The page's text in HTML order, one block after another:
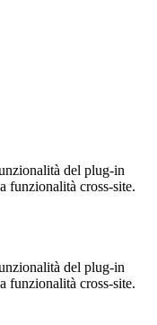
del plug-in
funzionalità cross-site.
del plug-in
funzionalità cross-site.